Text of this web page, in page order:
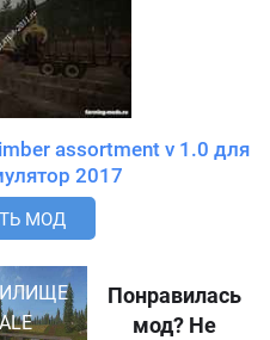
assortment v 1.0 для
Фермер Симулятор 2017
МОД
Понравилась
мод? Не